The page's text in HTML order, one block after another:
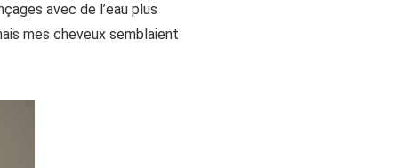
avec de l’eau plus
mes cheveux semblaient